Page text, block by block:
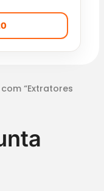
“Extratores